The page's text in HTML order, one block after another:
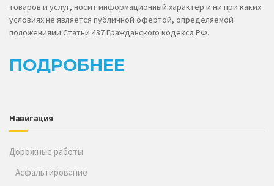
товаров и услуг, носит информационный характер и ни при каких
условиях не является публичной офертой, определяемой
положениями Статьи 437 Гражданского кодекса РФ.
ПОДРОБНЕЕ
Навигация
Дорожные работы
Асфальтирование